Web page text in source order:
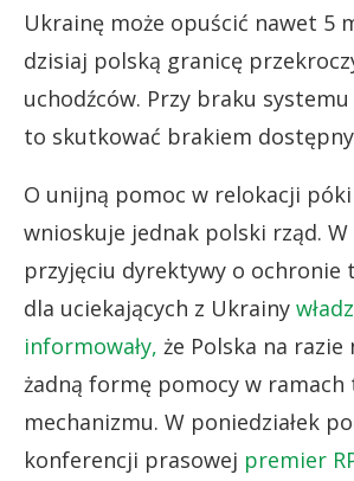
Ukrainę może opuścić nawet 5
dzisiaj polską granicę
uchodźców. Przy braku
to skutkować brakiem
O unijną pomoc w relokacji
wnioskuje jednak polski rząd.
przyjęciu dyrektywy o ochronie
dla uciekających z Ukrainy
informowały, że Polska na razie
żadną formę pomocy w ramach
mechanizmu. W poniedziałek
konferencji prasowej premier